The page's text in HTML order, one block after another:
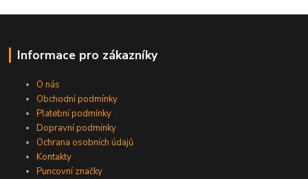
Informace pro zákazníky
O nás
Obchodní podmínky
Platební podmínky
Dopravní podmínky
Ochrana osobních údajů
Kontakty
Puncovní značky